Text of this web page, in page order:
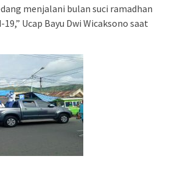
menjalani bulan suci ramadhan
Ucap Bayu Dwi Wicaksono saat